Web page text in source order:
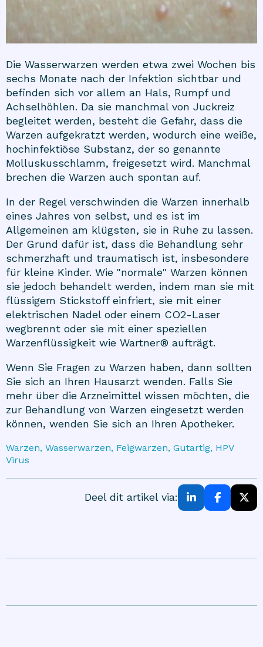
Die Wasserwarzen werden etwa zwei Wochen bis
sechs Monate nach der Infektion sichtbar und
befinden sich vor allem an Hals, Rumpf und
Achselhöhlen. Da sie manchmal von Juckreiz
begleitet werden, besteht die Gefahr, dass die
Warzen aufgekratzt werden, wodurch eine weiße,
hochinfektiöse Substanz, der so genannte
Molluskusschlamm, freigesetzt wird. Manchmal
brechen die Warzen auch spontan auf.
In der Regel verschwinden die Warzen innerhalb
eines Jahres von selbst, und es ist im
Allgemeinen am klügsten, sie in Ruhe zu lassen.
Der Grund dafür ist, dass die Behandlung sehr
schmerzhaft und traumatisch ist, insbesondere
für kleine Kinder. Wie "normale" Warzen können
sie jedoch behandelt werden, indem man sie mit
flüssigem Stickstoff einfriert, sie mit einer
elektrischen Nadel oder einem CO2-Laser
wegbrennt oder sie mit einer speziellen
Warzenflüssigkeit wie Wartner® aufträgt.
Wenn Sie Fragen zu Warzen haben, dann sollten
Sie sich an Ihren Hausarzt wenden. Falls Sie
mehr über die Arzneimittel wissen möchten, die
zur Behandlung von Warzen eingesetzt werden
können, wenden Sie sich an Ihren Apotheker.
Warzen, Wasserwarzen, Feigwarzen, Gutartig, HPV
Virus
Deel dit artikel via: